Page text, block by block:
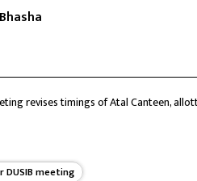
Bhasha
revises timings of Atal Canteen,
DUSIB meeting